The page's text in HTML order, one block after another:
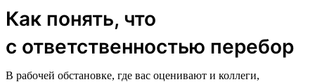
Как понять, что
с ответственностью перебор
В рабочей обстановке, где вас оценивают и коллеги,